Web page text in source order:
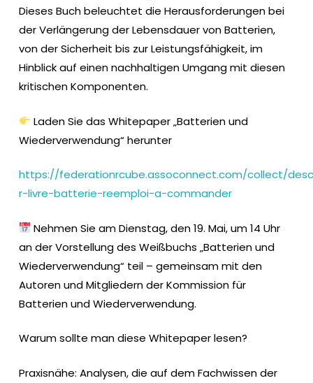
Dieses Buch beleuchtet die Herausforderungen bei
der Verlängerung der Lebensdauer von Batterien,
von der Sicherheit bis zur Leistungsfähigkeit, im
Hinblick auf einen nachhaltigen Umgang mit diesen
kritischen Komponenten.
Laden Sie das Whitepaper „Batterien und
Wiederverwendung“ herunter
https://federationrcube.assoconnect.com/collect/
r-livre-batterie-reemploi-a-commander
​ Nehmen Sie am Dienstag, den 19. Mai, um 14 Uhr
an der Vorstellung des Weißbuchs „Batterien und
Wiederverwendung“ teil – gemeinsam mit den
Autoren und Mitgliedern der Kommission für
Batterien und Wiederverwendung.
Warum sollte man diese Whitepaper lesen?
Praxisnähe: Analysen, die auf dem Fachwissen der